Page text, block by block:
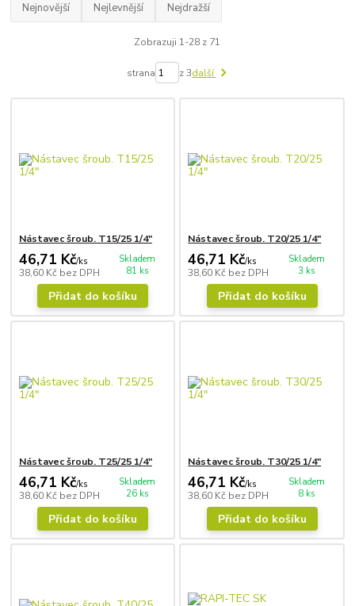
Nejnovější Nejlevnější Nejdražší
Zobrazuji 1-28 z 71
strana z 3další
Nástavec šroub. T15/25 1/4"
46,71 Kč/ks
38,60 Kč bez DPH
Skladem
81 ks
Přidat do košíku
Nástavec šroub. T20/25 1/4"
46,71 Kč/ks
38,60 Kč bez DPH
Skladem
3 ks
Přidat do košíku
Nástavec šroub. T25/25 1/4"
46,71 Kč/ks
38,60 Kč bez DPH
Skladem
26 ks
Přidat do košíku
Nástavec šroub. T30/25 1/4"
46,71 Kč/ks
38,60 Kč bez DPH
Skladem
8 ks
Přidat do košíku